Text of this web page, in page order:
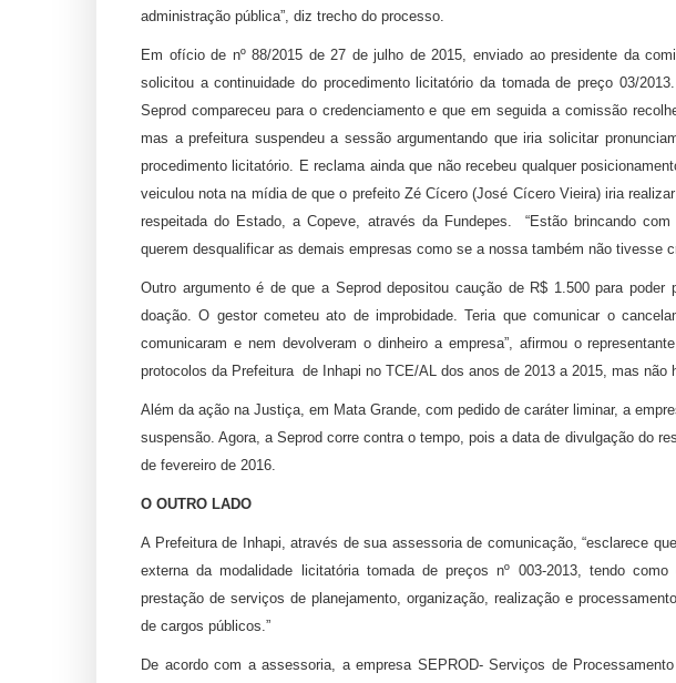
administração pública”, diz trecho do processo.
Em ofício de nº 88/2015 de 27 de julho de 2015, enviado ao presidente da
solicitou a continuidade do procedimento licitatório da tomada de preço 03/
Seprod compareceu para o credenciamento e que em seguida a comissão
mas a prefeitura suspendeu a sessão argumentando que iria solicitar
procedimento licitatório. E reclama ainda que não recebeu qualquer
veiculou nota na mídia de que o prefeito Zé Cícero (José Cícero Vieira) iria
respeitada do Estado, a Copeve, através da Fundepes. “Estão brincando
querem desqualificar as demais empresas como se a nossa também não tivesse
Outro argumento é de que a Seprod depositou caução de R$ 1.500 para
doação. O gestor cometeu ato de improbidade. Teria que comunicar o
comunicaram e nem devolveram o dinheiro a empresa”, afirmou o
protocolos da Prefeitura de Inhapi no TCE/AL dos anos de 2013 a 2015, mas não
Além da ação na Justiça, em Mata Grande, com pedido de caráter liminar, a
suspensão. Agora, a Seprod corre contra o tempo, pois a data de divulgação do
de fevereiro de 2016.
O OUTRO LADO
A Prefeitura de Inhapi, através de sua assessoria de comunicação, “esclarece
externa da modalidade licitatória tomada de preços nº 003-2013, tendo
prestação de serviços de planejamento, organização, realização e
de cargos públicos.”
De acordo com a assessoria, a empresa SEPROD- Serviços de